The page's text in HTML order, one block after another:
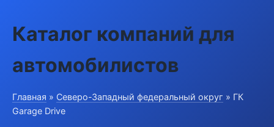
Каталог компаний для
автомобилистов
Главная » Северо-Западный федеральный округ » ГК
Garage Drive